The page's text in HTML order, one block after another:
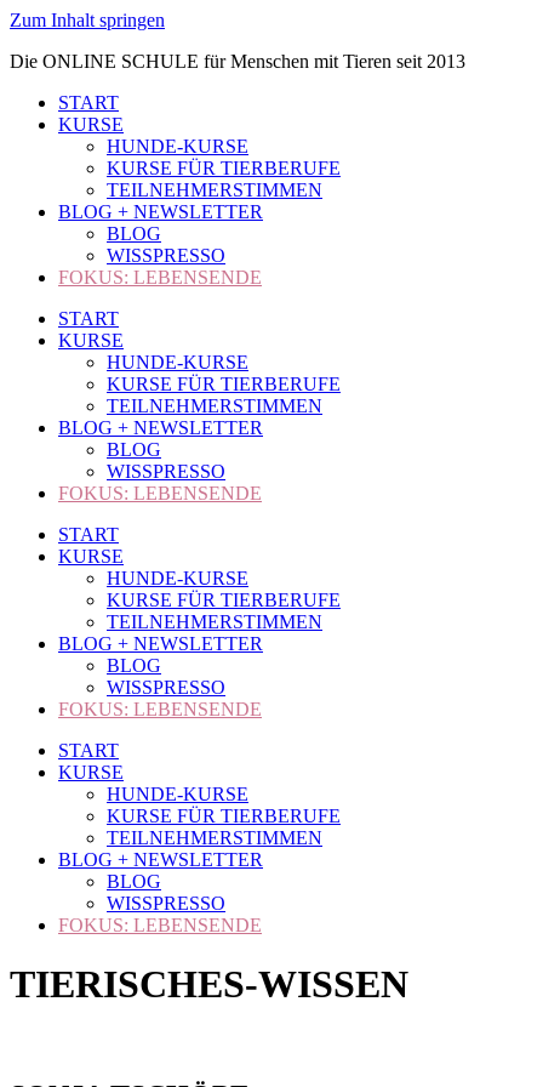
Zum Inhalt springen
Die ONLINE SCHULE für Menschen mit Tieren seit 2013
START
KURSE
HUNDE-KURSE
KURSE FÜR TIERBERUFE
TEILNEHMERSTIMMEN
BLOG + NEWSLETTER
BLOG
WISSPRESSO
FOKUS: LEBENSENDE
START
KURSE
HUNDE-KURSE
KURSE FÜR TIERBERUFE
TEILNEHMERSTIMMEN
BLOG + NEWSLETTER
BLOG
WISSPRESSO
FOKUS: LEBENSENDE
START
KURSE
HUNDE-KURSE
KURSE FÜR TIERBERUFE
TEILNEHMERSTIMMEN
BLOG + NEWSLETTER
BLOG
WISSPRESSO
FOKUS: LEBENSENDE
START
KURSE
HUNDE-KURSE
KURSE FÜR TIERBERUFE
TEILNEHMERSTIMMEN
BLOG + NEWSLETTER
BLOG
WISSPRESSO
FOKUS: LEBENSENDE
TIERISCHES-WISSEN